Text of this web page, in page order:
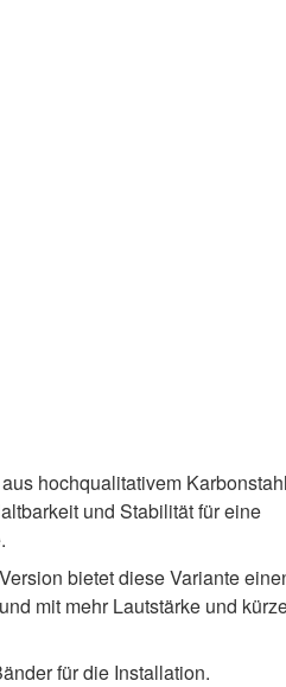
hochqualitativem
und Stabilität für eine
bietet diese Variante
mit mehr Lautstärke und
für die Installation.